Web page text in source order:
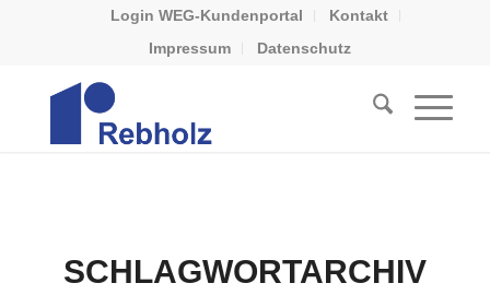
Login WEG-Kundenportal
Kontakt
Impressum
Datenschutz
SCHLAGWORTARCHIV